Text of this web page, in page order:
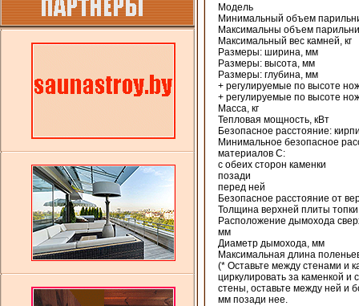
Модель
Минимальный объем
Максимальны объем
Максимальный вес камней, кг
Размеры: ширина, мм
Размеры: высота, мм
Размеры: глубина, мм
+ регулируемые по высоте
+ регулируемые по высоте
Масса, кг
Тепловая мощность, кВт
Безопасное расстояние:
Минимальное безопасное
материалов C:
с обеих сторон каменки
позади
перед ней
Безопасное расстояние от
Толщина верхней плиты топки
Расположение дымохода
мм
Диаметр дымохода, мм
Максимальная длина
(* Оставьте между стенами и
циркулировать за каменкой и
стены, оставьте между ней и
мм позади нее.